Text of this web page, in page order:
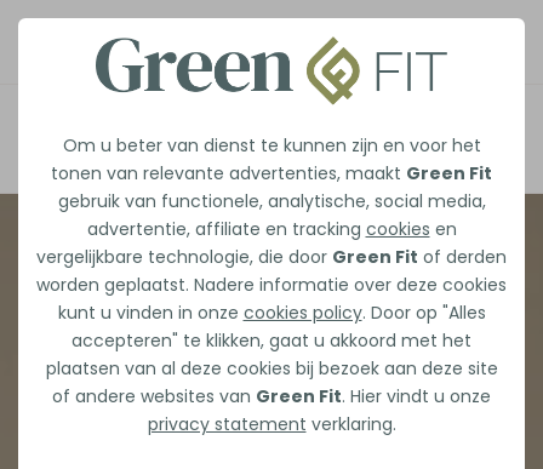
Om u beter van dienst te kunnen zijn en voor het
tonen van relevante advertenties, maakt Green Fit
gebruik van functionele, analytische, social media,
advertentie, affiliate en tracking cookies en
vergelijkbare technologie, die door Green Fit of derden
worden geplaatst. Nadere informatie over deze cookies
kunt u vinden in onze cookies policy. Door op "Alles
accepteren" te klikken, gaat u akkoord met het
plaatsen van al deze cookies bij bezoek aan deze site
of andere websites van Green Fit. Hier vindt u onze
privacy statement verklaring.
Afspraak maken